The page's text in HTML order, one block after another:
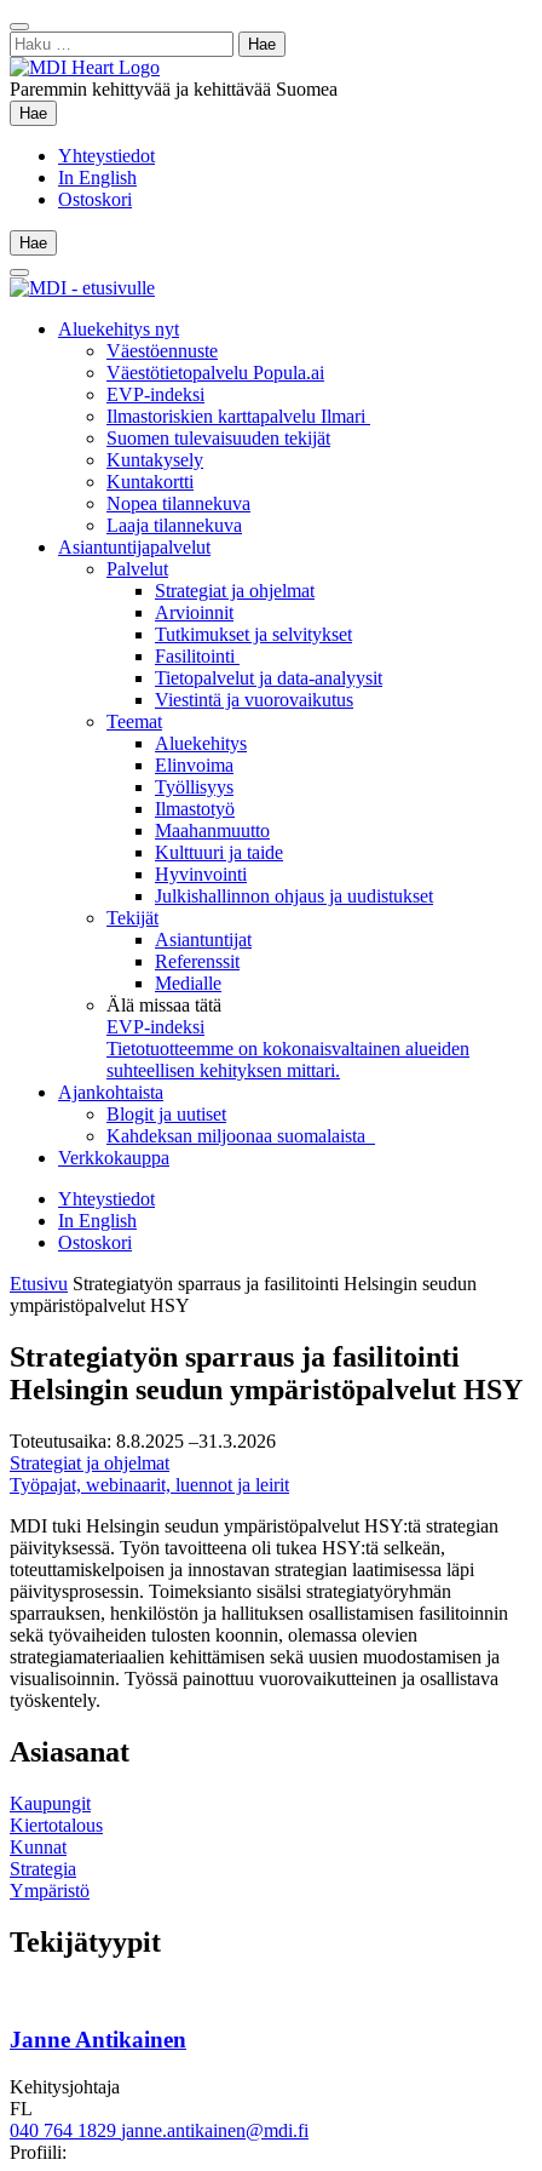
Siirry
sisältöön
Sulje
hae
Haku:
Paremmin kehittyvää ja kehittävää Suomea
Hae
Hae
Yhteystiedot
In English
Ostoskori
Hae
Hae
Main
Menu
Aluekehitys nyt
Väestöennuste
Väestötietopalvelu Popula.ai
EVP-indeksi
Ilmastoriskien karttapalvelu Ilmari
Suomen tulevaisuuden tekijät
Kuntakysely
Kuntakortti
Nopea tilannekuva
Laaja tilannekuva
Asiantuntijapalvelut
Palvelut
Strategiat ja ohjelmat
Arvioinnit
Tutkimukset ja selvitykset
Fasilitointi
Tietopalvelut ja data-analyysit
Viestintä ja vuorovaikutus
Teemat
Aluekehitys
Elinvoima
Työllisyys
Ilmastotyö
Maahanmuutto
Kulttuuri ja taide
Hyvinvointi
Julkishallinnon ohjaus ja uudistukset
Tekijät
Asiantuntijat
Referenssit
Medialle
Älä missaa tätä
EVP-indeksi
Tietotuotteemme on kokonaisvaltainen alueiden
suhteellisen kehityksen mittari.
Ajankohtaista
Blogit ja uutiset
Kahdeksan miljoonaa suomalaista
Verkkokauppa
Yhteystiedot
In English
Ostoskori
Etusivu Strategiatyön sparraus ja fasilitointi Helsingin seudun
ympäristöpalvelut HSY
Strategiatyön sparraus ja fasilitointi
Helsingin seudun ympäristöpalvelut HSY
Toteutusaika: 8.8.2025 –31.3.2026
Strategiat ja ohjelmat
Työpajat, webinaarit, luennot ja leirit
MDI tuki Helsingin seudun ympäristöpalvelut HSY:tä strategian
päivityksessä. Työn tavoitteena oli tukea HSY:tä selkeän,
toteuttamiskelpoisen ja innostavan strategian laatimisessa läpi
päivitysprosessin. Toimeksianto sisälsi strategiatyöryhmän
sparrauksen, henkilöstön ja hallituksen osallistamisen fasilitoinnin
sekä työvaiheiden tulosten koonnin, olemassa olevien
strategiamateriaalien kehittämisen sekä uusien muodostamisen ja
visualisoinnin. Työssä painottuu vuorovaikutteinen ja osallistava
työskentely.
Asiasanat
Kaupungit
Kiertotalous
Kunnat
Strategia
Ympäristö
Tekijätyypit
Janne Antikainen
Kehitysjohtaja
FL
040 764 1829 janne.antikainen@mdi.fi
Profiili: